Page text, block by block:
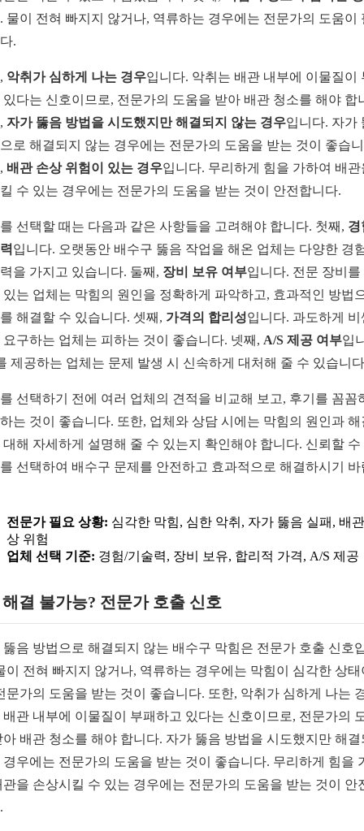
물이 전혀 빠지지 않거나, 역류하는 경우에는 전문가의 도움이
.
악취가 심하게 나는 경우입니다. 악취는 배관 내부에 이물질이
있다는 신호이므로, 전문가의 도움을 받아 배관 청소를 해야 합
자가 뚫음 방법을 시도했지만 해결되지 않는 경우입니다. 자가
로 해결되지 않는 경우에는 전문가의 도움을 받는 것이 좋습
배관 손상 위험이 있는 경우입니다. 무리하게 힘을 가하여 배관
수 있는 경우에는 전문가의 도움을 받는 것이 안전합니다.
선택할 때는 다음과 같은 사항들을 고려해야 합니다. 첫째, 경
입니다. 오랫동안 배수구 뚫음 작업을 해온 업체는 다양한 경
을 가지고 있습니다. 둘째, 장비 보유 여부입니다. 전문 장비를
있는 업체는 막힘의 원인을 정확하게 파악하고, 효과적인 방법
해결할 수 있습니다. 셋째, 가격의 합리성입니다. 과도하게 비
요구하는 업체는 피하는 것이 좋습니다. 넷째, A/S 제공 여부입
제공하는 업체는 문제 발생 시 신속하게 대처해 줄 수 있습니
선택하기 전에 여러 업체의 견적을 비교해 보고, 후기를 꼼꼼
는 것이 좋습니다. 또한, 업체와 상담 시에는 막힘의 원인과 해
대해 자세하게 설명해 줄 수 있는지 확인해야 합니다. 신뢰할 수
선택하여 배수구 문제를 안전하고 효과적으로 해결하시기 바
전문가 필요 상황: 심각한 막힘, 심한 악취, 자가 뚫음 실패, 배
상 위험
업체 선택 기준: 경험/기술력, 장비 보유, 합리적 가격, A/S 제공
해결 불가능? 전문가 호출 신호
뚫음 방법으로 해결되지 않는 배수구 막힘은 전문가 호출 신호
이 전혀 빠지지 않거나, 역류하는 경우에는 막힘이 심각한 상태
문가의 도움을 받는 것이 좋습니다. 또한, 악취가 심하게 나는
배관 내부에 이물질이 부패하고 있다는 신호이므로, 전문가의
아 배관 청소를 해야 합니다. 자가 뚫음 방법을 시도했지만 해결
경우에는 전문가의 도움을 받는 것이 좋습니다. 무리하게 힘을
관을 손상시킬 수 있는 경우에는 전문가의 도움을 받는 것이 안